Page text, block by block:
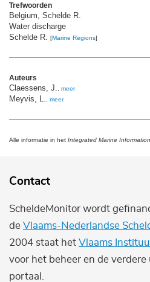
Trefwoorden
Belgium, Schelde R.
Water discharge
Schelde R.
[Marine Regions]
Auteurs
Claessens, J. meer
Meyvis, L. meer
Alle informatie in het Integrated Marine
Contact
ScheldeMonitor wordt
de Vlaams-Nederlandse
2004 staat het Vlaams
voor het beheer en de
portaal.